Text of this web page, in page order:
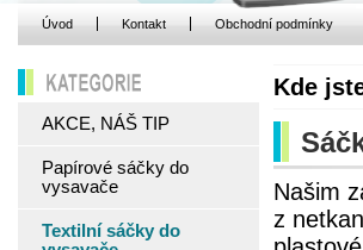
Úvod Kontakt Obchodní podmínky
Kde
Našim
z
KATEGORIE
AKCE, NÁŠ TIP
Papírové sáčky do
vysavače
Textilní sáčky do